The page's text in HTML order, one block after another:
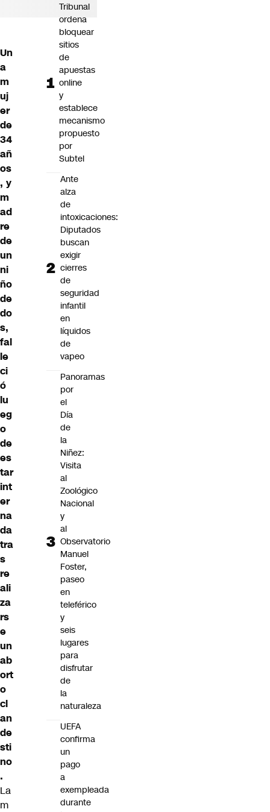
Un
a
m
uj
er
de
34
añ
os
, y
m
ad
re
de
un
ni
ño
de
do
s,
fal
le
ci
ó
lu
eg
o
de
es
tar
int
er
na
da
tra
s
re
ali
za
rs
e
un
ab
ort
o
cl
an
de
sti
no
.
La
m
Tribunal
ordena
bloquear
sitios
de
apuestas
online
y
establece
mecanismo
propuesto
por
Subtel
Ante
alza
de
intoxicaciones:
Diputados
buscan
exigir
cierres
de
seguridad
infantil
en
líquidos
de
vapeo
Panoramas
por
el
Día
de
la
Niñez:
Visita
al
Zoológico
Nacional
y
al
Observatorio
Manuel
Foster,
paseo
en
teleférico
y
seis
lugares
para
disfrutar
de
la
naturaleza
UEFA
confirma
un
pago
a
exempleada
durante